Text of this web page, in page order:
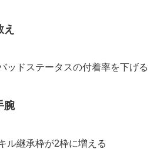
ッドステータスの付着率を下げる
腕
ル継承枠が2枠に増える